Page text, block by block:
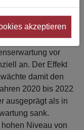
Menschen an
Jahren mit einer
in Deutschland
vor
an. Der Effekt
damit den
2020 bis 2022
ausgeprägt als in
sank.
Niveau von
akzeptieren